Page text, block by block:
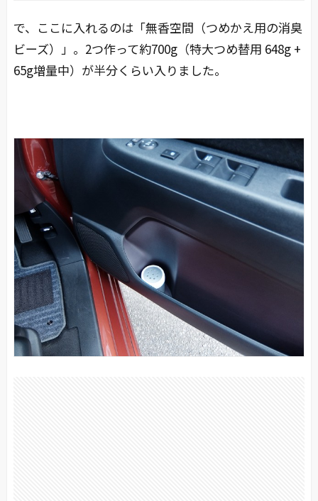
で、ここに入れるのは「無香空間（つめかえ用の消臭
ビーズ）」。2つ作って約700g（特大つめ替用 648g +
65g増量中）が半分くらい入りました。